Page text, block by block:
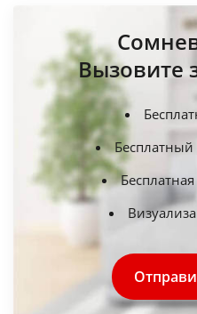
Вызовите
Бесплатный